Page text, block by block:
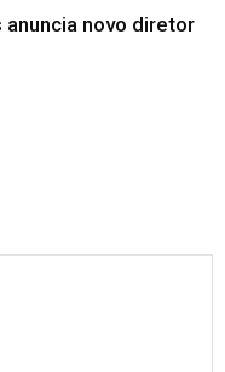
anuncia novo diretor